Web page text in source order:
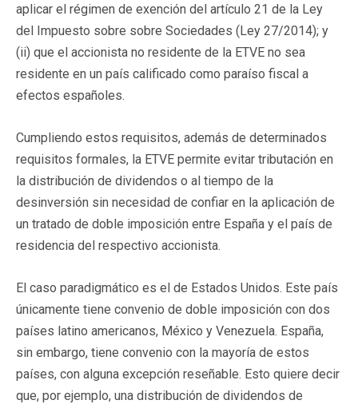
aplicar el régimen de exención del artículo 21 de la Ley
del Impuesto sobre sobre Sociedades (Ley 27/2014); y
(ii) que el accionista no residente de la ETVE no sea
residente en un país calificado como paraíso fiscal a
efectos españoles.
Cumpliendo estos requisitos, además de determinados
requisitos formales, la ETVE permite evitar tributación en
la distribución de dividendos o al tiempo de la
desinversión sin necesidad de confiar en la aplicación de
un tratado de doble imposición entre España y el país de
residencia del respectivo accionista.
El caso paradigmático es el de Estados Unidos. Este país
únicamente tiene convenio de doble imposición con dos
países latino americanos, México y Venezuela. España,
sin embargo, tiene convenio con la mayoría de estos
países, con alguna excepción reseñable. Esto quiere decir
que, por ejemplo, una distribución de dividendos de